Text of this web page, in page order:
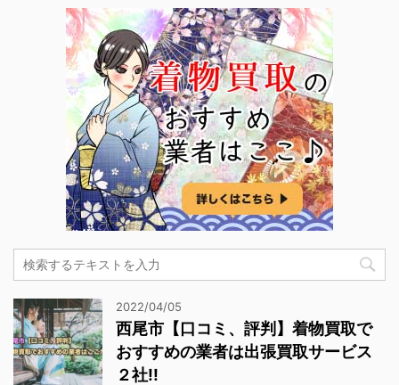
2022/04/05
西尾市【口コミ、評判】着物買取で
おすすめの業者は出張買取サービス
２社!!